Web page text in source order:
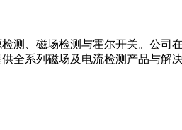
测、磁场检测与霍尔开关。公
全系列磁场及电流检测产品与解决